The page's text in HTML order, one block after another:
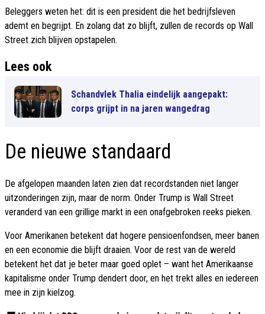
Beleggers weten het: dit is een president die het bedrijfsleven
ademt en begrijpt. En zolang dat zo blijft, zullen de records op Wall
Street zich blijven opstapelen.
Lees ook
Schandvlek Thalia eindelijk aangepakt:
corps grijpt in na jaren wangedrag
De nieuwe standaard
De afgelopen maanden laten zien dat recordstanden niet langer
uitzonderingen zijn, maar de norm. Onder Trump is Wall Street
veranderd van een grillige markt in een onafgebroken reeks pieken.
Voor Amerikanen betekent dat hogere pensioenfondsen, meer banen
en een economie die blijft draaien. Voor de rest van de wereld
betekent het dat je beter maar goed oplet – want het Amerikaanse
kapitalisme onder Trump dendert door, en het trekt alles en iedereen
mee in zijn kielzog.